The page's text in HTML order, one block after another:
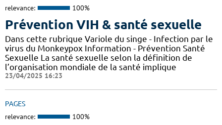
relevance: 100%
Prévention VIH & santé sexuelle
Dans cette rubrique Variole du singe - Infection par le
virus du Monkeypox Information - Prévention Santé
Sexuelle La santé sexuelle selon la définition de
l’organisation mondiale de la santé implique
23/04/2025 16:23
PAGES
relevance: 100%